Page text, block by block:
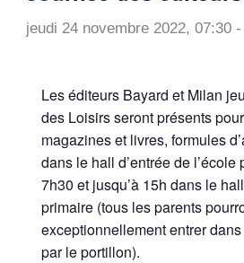
jeudi 24 novembre 2022, 07:30 -
Les éditeurs Bayard et Milan
des Loisirs seront présents
magazines et livres, formules
dans le hall d’entrée de
7h30 et jusqu’à 15h dans le
primaire (tous les parents
exceptionnellement entrer
par le portillon).